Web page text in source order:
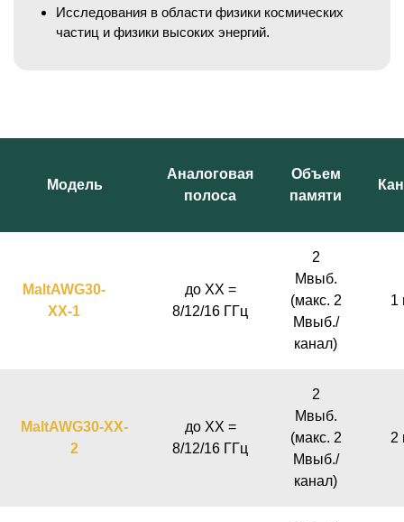
Исследования в области физики космических
частиц и физики высоких энергий.
Модель
Аналоговая
полоса
Объем
памяти
MaltAWG30-
XX-1
до XX =
8/12/16 ГГц
2
Мвыб.
(макс. 2
Мвыб./
канал)
1
MaltAWG30-XX-
2
до XX =
8/12/16 ГГц
2
Мвыб.
(макс. 2
Мвыб./
канал)
2